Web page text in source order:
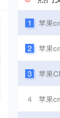
1 苹果
2 苹果
3 苹果CMS
4 苹果